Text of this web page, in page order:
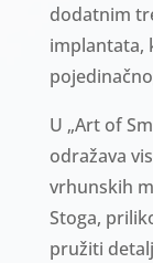
dodatnim
implantata,
U „Art of
odražava
vrhunskih
Stoga,
pružiti